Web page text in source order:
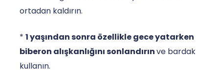
ortadan kaldırın.
* 1 yaşından sonra özellikle gece yatarken
biberon alışkanlığını sonlandırınve bardak
kullanın.